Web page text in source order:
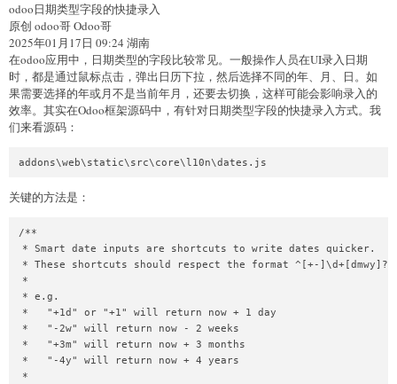
odoo日期类型字段的快捷录入
原创 odoo哥 Odoo哥
2025年01月17日 09:24 湖南
在odoo应用中，日期类型的字段比较常见。一般操作人员在UI录入日期
时，都是通过鼠标点击，弹出日历下拉，然后选择不同的年、月、日。如
果需要选择的年或月不是当前年月，还要去切换，这样可能会影响录入的
效率。其实在Odoo框架源码中，有针对日期类型字段的快捷录入方式。我
们来看源码：
关键的方法是：
/**
* Smart date inputs are shortcuts to write dates quicker.
* These shortcuts should respect the format ^[+-]\d+[dmwy]?$
*
* e.g.
*   "+1d" or "+1" will return now + 1 day
*   "-2w" will return now - 2 weeks
*   "+3m" will return now + 3 months
*   "-4y" will return now + 4 years
*